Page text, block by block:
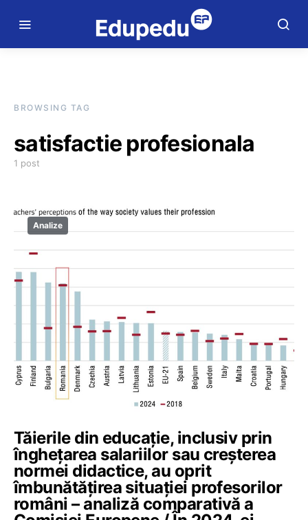
BROWSING TAG
satisfactie profesionala
1 post
Analize
Tăierile din educație, inclusiv prin
înghețarea salariilor sau creșterea
normei didactice, au oprit
îmbunătățirea situației profesorilor
români – analiză comparativă a